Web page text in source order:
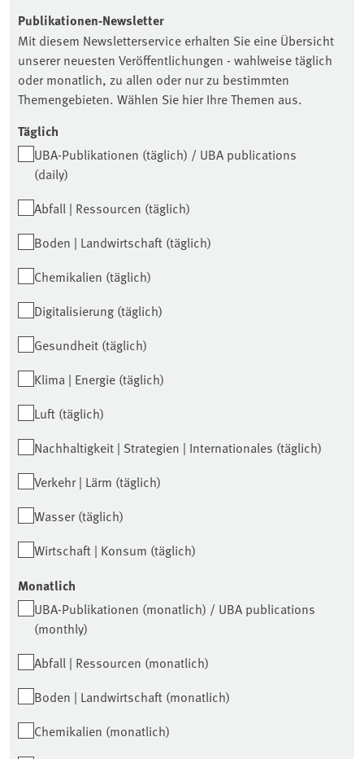
Publikationen-Newsletter
Mit diesem Newsletterservice erhalten Sie eine Übersicht
unserer neuesten Veröffentlichungen - wahlweise täglich
oder monatlich, zu allen oder nur zu bestimmten
Themengebieten. Wählen Sie hier Ihre Themen aus.
Täglich
UBA-Publikationen (täglich) / UBA publications
(daily)
Abfall | Ressourcen (täglich)
Boden | Landwirtschaft (täglich)
Chemikalien (täglich)
Digitalisierung (täglich)
Gesundheit (täglich)
Klima | Energie (täglich)
Luft (täglich)
Nachhaltigkeit | Strategien | Internationales (täglich)
Verkehr | Lärm (täglich)
Wasser (täglich)
Wirtschaft | Konsum (täglich)
Monatlich
UBA-Publikationen (monatlich) / UBA publications
(monthly)
Abfall | Ressourcen (monatlich)
Boden | Landwirtschaft (monatlich)
Chemikalien (monatlich)